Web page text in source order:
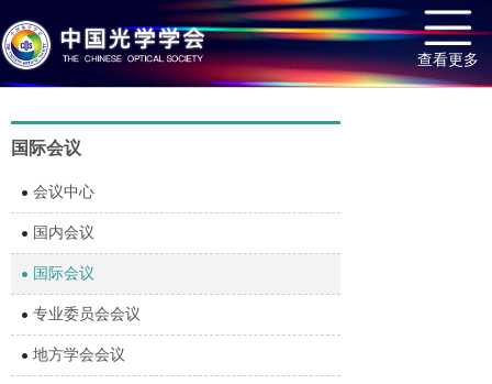
查看更多
国际会议
会议中心
国内会议
国际会议
专业委员会会议
地方学会会议